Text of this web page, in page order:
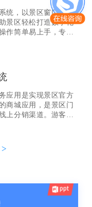
统、微信订票系统
订票、网上支付、财
、营销应用、综合管
统，以景区窗口售票
景区轻松打造数字化
作简单易上手，专业
打印、线下取票、分
销售、退票等业务，
，全面提升售票、打
计效率。
应用是实现景区官方
商城应用，是景区门
上分销渠道。游客通
实现快捷入园，是景
主要场景。